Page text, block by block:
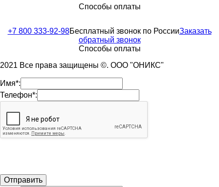
Способы оплаты
+7 800 333-92-98Бесплатный звонок по РоссииЗаказать
обратный звонок
Способы оплаты
2021 Все права защищены ©. ООО "ОНИКС"
Имя*:
Телефон*: